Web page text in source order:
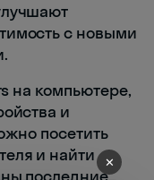
с новыми
на компьютере,
и
посетить
и найти
✕